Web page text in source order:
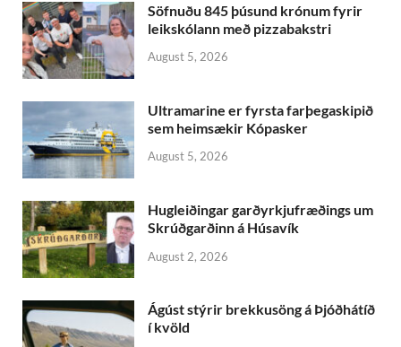
Söfnuðu 845 þúsund krónum fyrir
leikskólann með pizzabakstri
August 5, 2026
Ultramarine er fyrsta farþegaskipið
sem heimsækir Kópasker
August 5, 2026
Hugleiðingar garðyrkjufræðings um
Skrúðgarðinn á Húsavík
August 2, 2026
Ágúst stýrir brekkusöng á Þjóðhátíð
í kvöld